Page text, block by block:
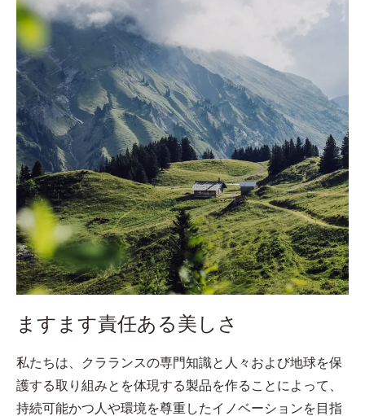
ますます責任ある美しさ
私たちは、クラランスの専門知識と人々および地球を保
護する取り組みとを体現する製品を作ることによって、
持続可能かつ人や環境を尊重したイノベーションを目指